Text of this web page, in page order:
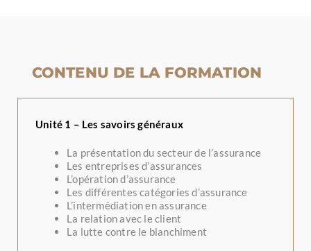
CONTENU DE LA FORMATION
Unité 1 – Les savoirs généraux
La présentation du secteur de l’assurance
Les entreprises d’assurances
L’opération d’assurance
Les différentes catégories d’assurance
L’intermédiation en assurance
La relation avec le client
La lutte contre le blanchiment